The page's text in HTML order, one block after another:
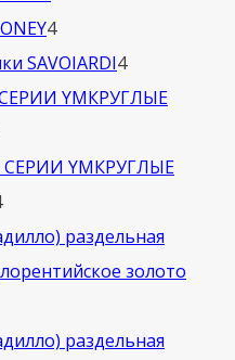
44
товара
SAVOIARDI44
товара
КРУГЛЫЕ
КРУГЛЫЕ
4
товара